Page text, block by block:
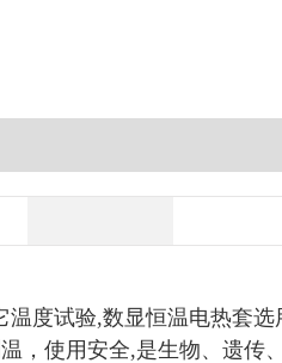
度试验,数显恒温电热套
，使用安全,是生物、遗传